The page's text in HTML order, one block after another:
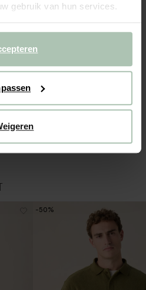
gebruik van hun services.
Boy. De jas heeft lange
-50%